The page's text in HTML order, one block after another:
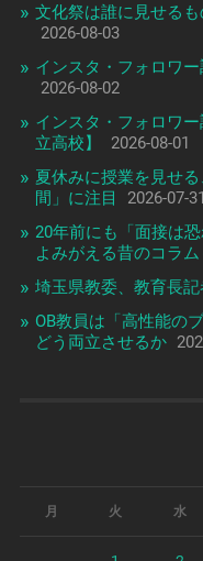
文化祭は誰に見せる
2026-08-03
インスタ・フォロワー
2026-08-02
インスタ・フォロワ
立高校】
2026-08-01
夏休みに授業を見せ
間」に注目
2026-07-31
20年前にも「面接は
よみがえる昔のコラム
埼玉県教委、教育長
OB教員は「高性能の
どう両立させるか
月 火 水